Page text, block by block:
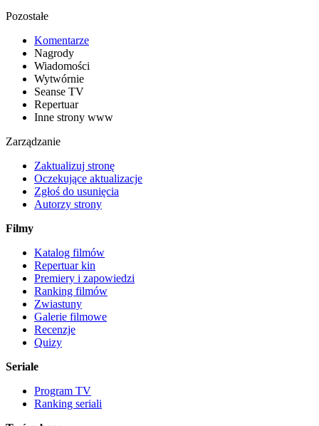
Pozostałe
Komentarze
Nagrody
Wiadomości
Wytwórnie
Seanse TV
Repertuar
Inne strony www
Zarządzanie
Zaktualizuj stronę
Oczekujące aktualizacje
Zgłoś do usunięcia
Autorzy strony
Filmy
Katalog filmów
Repertuar kin
Premiery i zapowiedzi
Ranking filmów
Zwiastuny
Galerie filmowe
Recenzje
Quizy
Seriale
Program TV
Ranking seriali